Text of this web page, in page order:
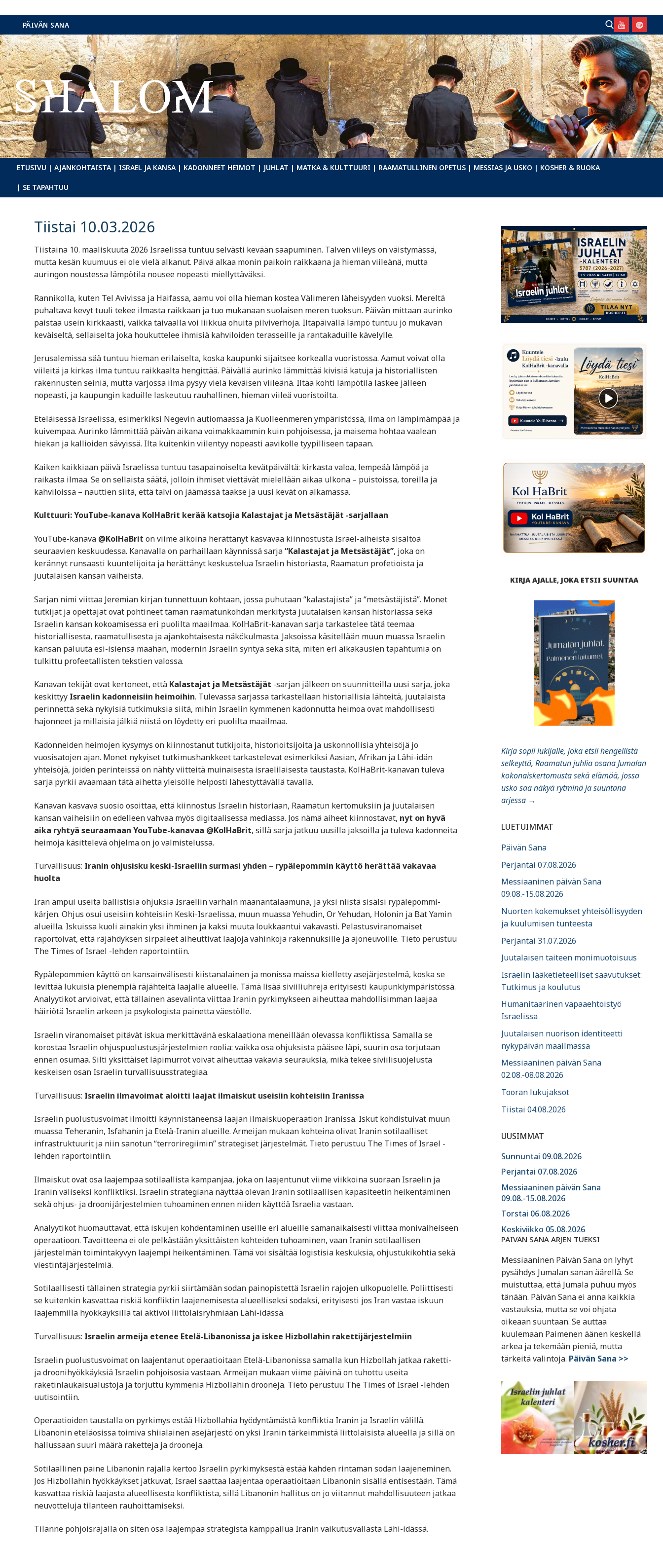
Hyppää
sisältöön
PÄIVÄN SANA
Hae:
ETUSIVU | AJANKOHTAISTA | ISRAEL JA KANSA | KADONNEET HEIMOT | JUHLAT | MATKA & KULTTUURI | RAAMATULLINEN OPETUS | MESSIAS JA USKO | KOSHER & RUOKA
| SE TAPAHTUU
Tiistai 10.03.2026
Tiistaina 10. maaliskuuta 2026 Israelissa tuntuu selvästi kevään saapuminen. Talven viileys on väistymässä,
mutta kesän kuumuus ei ole vielä alkanut. Päivä alkaa monin paikoin raikkaana ja hieman viileänä, mutta
auringon noustessa lämpötila nousee nopeasti miellyttäväksi.
Rannikolla, kuten Tel Avivissa ja Haifassa, aamu voi olla hieman kostea Välimeren läheisyyden vuoksi. Mereltä
puhaltava kevyt tuuli tekee ilmasta raikkaan ja tuo mukanaan suolaisen meren tuoksun. Päivän mittaan aurinko
paistaa usein kirkkaasti, vaikka taivaalla voi liikkua ohuita pilviverhoja. Iltapäivällä lämpö tuntuu jo mukavan
keväiseltä, sellaiselta joka houkuttelee ihmisiä kahviloiden terasseille ja rantakaduille kävelylle.
Jerusalemissa sää tuntuu hieman erilaiselta, koska kaupunki sijaitsee korkealla vuoristossa. Aamut voivat olla
viileitä ja kirkas ilma tuntuu raikkaalta hengittää. Päivällä aurinko lämmittää kivisiä katuja ja historiallisten
rakennusten seiniä, mutta varjossa ilma pysyy vielä keväisen viileänä. Iltaa kohti lämpötila laskee jälleen
nopeasti, ja kaupungin kaduille laskeutuu rauhallinen, hieman viileä vuoristoilta.
Eteläisessä Israelissa, esimerkiksi Negevin autiomaassa ja Kuolleenmeren ympäristössä, ilma on lämpimämpää ja
kuivempaa. Aurinko lämmittää päivän aikana voimakkaammin kuin pohjoisessa, ja maisema hohtaa vaalean
hiekan ja kallioiden sävyissä. Ilta kuitenkin viilentyy nopeasti aavikolle tyypilliseen tapaan.
Kaiken kaikkiaan päivä Israelissa tuntuu tasapainoiselta kevätpäivältä: kirkasta valoa, lempeää lämpöä ja
raikasta ilmaa. Se on sellaista säätä, jolloin ihmiset viettävät mielellään aikaa ulkona – puistoissa, toreilla ja
kahviloissa – nauttien siitä, että talvi on jäämässä taakse ja uusi kevät on alkamassa.
Kulttuuri: YouTube-kanava KolHaBrit kerää katsojia Kalastajat ja Metsästäjät -sarjallaan
YouTube-kanava @KolHaBrit on viime aikoina herättänyt kasvavaa kiinnostusta Israel-aiheista sisältöä
seuraavien keskuudessa. Kanavalla on parhaillaan käynnissä sarja“Kalastajat ja Metsästäjät”, joka on
kerännyt runsaasti kuuntelijoita ja herättänyt keskustelua Israelin historiasta, Raamatun profetioista ja
juutalaisen kansan vaiheista.
Sarjan nimi viittaa Jeremian kirjan tunnettuun kohtaan, jossa puhutaan “kalastajista” ja “metsästäjistä”. Monet
tutkijat ja opettajat ovat pohtineet tämän raamatunkohdan merkitystä juutalaisen kansan historiassa sekä
Israelin kansan kokoamisessa eri puolilta maailmaa. KolHaBrit-kanavan sarja tarkastelee tätä teemaa
historiallisesta, raamatullisesta ja ajankohtaisesta näkökulmasta. Jaksoissa käsitellään muun muassa Israelin
kansan paluuta esi-isiensä maahan, modernin Israelin syntyä sekä sitä, miten eri aikakausien tapahtumia on
tulkittu profeetallisten tekstien valossa.
Kanavan tekijät ovat kertoneet, että Kalastajat ja Metsästäjät -sarjan jälkeen on suunnitteilla uusi sarja, joka
keskittyy Israelin kadonneisiin heimoihin. Tulevassa sarjassa tarkastellaan historiallisia lähteitä, juutalaista
perinnettä sekä nykyisiä tutkimuksia siitä, mihin Israelin kymmenen kadonnutta heimoa ovat mahdollisesti
hajonneet ja millaisia jälkiä niistä on löydetty eri puolilta maailmaa.
Kadonneiden heimojen kysymys on kiinnostanut tutkijoita, historioitsijoita ja uskonnollisia yhteisöjä jo
vuosisatojen ajan. Monet nykyiset tutkimushankkeet tarkastelevat esimerkiksi Aasian, Afrikan ja Lähi-idän
yhteisöjä, joiden perinteissä on nähty viitteitä muinaisesta israelilaisesta taustasta. KolHaBrit-kanavan tuleva
sarja pyrkii avaamaan tätä aihetta yleisölle helposti lähestyttävällä tavalla.
Kanavan kasvava suosio osoittaa, että kiinnostus Israelin historiaan, Raamatun kertomuksiin ja juutalaisen
kansan vaiheisiin on edelleen vahvaa myös digitaalisessa mediassa. Jos nämä aiheet kiinnostavat, nyt on hyvä
aika ryhtyä seuraamaan YouTube-kanavaa @KolHaBrit, sillä sarja jatkuu uusilla jaksoilla ja tuleva kadonneita
heimoja käsittelevä ohjelma on jo valmistelussa.
Turvallisuus: Iranin ohjusisku keski-Israeliin surmasi yhden – rypälepommin käyttö herättää vakavaa
huolta
Iran ampui useita ballistisia ohjuksia Israeliin varhain maanantaiaamuna, ja yksi niistä sisälsi rypälepommi-
kärjen. Ohjus osui useisiin kohteisiin Keski-Israelissa, muun muassa Yehudin, Or Yehudan, Holonin ja Bat Yamin
alueilla. Iskuissa kuoli ainakin yksi ihminen ja kaksi muuta loukkaantui vakavasti. Pelastusviranomaiset
raportoivat, että räjähdyksen sirpaleet aiheuttivat laajoja vahinkoja rakennuksille ja ajoneuvoille. Tieto perustuu
The Times of Israel -lehden raportointiin.
Rypälepommien käyttö on kansainvälisesti kiistanalainen ja monissa maissa kielletty asejärjestelmä, koska se
levittää lukuisia pienempiä räjähteitä laajalle alueelle. Tämä lisää siviiliuhreja erityisesti kaupunkiympäristössä.
Analyytikot arvioivat, että tällainen asevalinta viittaa Iranin pyrkimykseen aiheuttaa mahdollisimman laajaa
häiriötä Israelin arkeen ja psykologista painetta väestölle.
Israelin viranomaiset pitävät iskua merkittävänä eskalaationa meneillään olevassa konfliktissa. Samalla se
korostaa Israelin ohjuspuolustusjärjestelmien roolia: vaikka osa ohjuksista pääsee läpi, suurin osa torjutaan
ennen osumaa. Silti yksittäiset läpimurrot voivat aiheuttaa vakavia seurauksia, mikä tekee siviilisuojelusta
keskeisen osan Israelin turvallisuusstrategiaa.
Turvallisuus: Israelin ilmavoimat aloitti laajat ilmaiskut useisiin kohteisiin Iranissa
Israelin puolustusvoimat ilmoitti käynnistäneensä laajan ilmaiskuoperaation Iranissa. Iskut kohdistuivat muun
muassa Teheranin, Isfahanin ja Etelä-Iranin alueille. Armeijan mukaan kohteina olivat Iranin sotilaalliset
infrastruktuurit ja niin sanotun “terroriregiimin” strategiset järjestelmät. Tieto perustuu The Times of Israel -
lehden raportointiin.
Ilmaiskut ovat osa laajempaa sotilaallista kampanjaa, joka on laajentunut viime viikkoina suoraan Israelin ja
Iranin väliseksi konfliktiksi. Israelin strategiana näyttää olevan Iranin sotilaallisen kapasiteetin heikentäminen
sekä ohjus- ja droonijärjestelmien tuhoaminen ennen niiden käyttöä Israelia vastaan.
Analyytikot huomauttavat, että iskujen kohdentaminen useille eri alueille samanaikaisesti viittaa monivaiheiseen
operaatioon. Tavoitteena ei ole pelkästään yksittäisten kohteiden tuhoaminen, vaan Iranin sotilaallisen
järjestelmän toimintakyvyn laajempi heikentäminen. Tämä voi sisältää logistisia keskuksia, ohjustukikohtia sekä
viestintäjärjestelmiä.
Sotilaallisesti tällainen strategia pyrkii siirtämään sodan painopistettä Israelin rajojen ulkopuolelle. Poliittisesti
se kuitenkin kasvattaa riskiä konfliktin laajenemisesta alueelliseksi sodaksi, erityisesti jos Iran vastaa iskuun
laajemmilla hyökkäyksillä tai aktivoi liittolaisryhmiään Lähi-idässä.
Turvallisuus: Israelin armeija etenee Etelä-Libanonissa ja iskee Hizbollahin rakettijärjestelmiin
Israelin puolustusvoimat on laajentanut operaatioitaan Etelä-Libanonissa samalla kun Hizbollah jatkaa raketti-
ja droonihyökkäyksiä Israelin pohjoisosia vastaan. Armeijan mukaan viime päivinä on tuhottu useita
raketinlaukaisualustoja ja torjuttu kymmeniä Hizbollahin drooneja. Tieto perustuu The Times of Israel -lehden
uutisointiin.
Operaatioiden taustalla on pyrkimys estää Hizbollahia hyödyntämästä konfliktia Iranin ja Israelin välillä.
Libanonin eteläosissa toimiva shiialainen asejärjestö on yksi Iranin tärkeimmistä liittolaisista alueella ja sillä on
hallussaan suuri määrä raketteja ja drooneja.
Sotilaallinen paine Libanonin rajalla kertoo Israelin pyrkimyksestä estää kahden rintaman sodan laajeneminen.
Jos Hizbollahin hyökkäykset jatkuvat, Israel saattaa laajentaa operaatioitaan Libanonin sisällä entisestään. Tämä
kasvattaa riskiä laajasta alueellisesta konfliktista, sillä Libanonin hallitus on jo viitannut mahdollisuuteen jatkaa
neuvotteluja tilanteen rauhoittamiseksi.
Tilanne pohjoisrajalla on siten osa laajempaa strategista kamppailua Iranin vaikutusvallasta Lähi-idässä.
KIRJA AJALLE, JOKA ETSII SUUNTAA
Kirja sopii lukijalle, joka etsii hengellistä
selkeyttä, Raamatun juhlia osana Jumalan
kokonaiskertomusta sekä elämää, jossa
usko saa näkyä rytminä ja suuntana
arjessa →
LUETUIMMAT
Päivän Sana
Perjantai 07.08.2026
Messiaaninen päivän Sana
09.08.-15.08.2026
Nuorten kokemukset yhteisöllisyyden
ja kuulumisen tunteesta
Perjantai 31.07.2026
Juutalaisen taiteen monimuotoisuus
Israelin lääketieteelliset saavutukset:
Tutkimus ja koulutus
Humanitaarinen vapaaehtoistyö
Israelissa
Juutalaisen nuorison identiteetti
nykypäivän maailmassa
Messiaaninen päivän Sana
02.08.-08.08.2026
Tooran lukujaksot
Tiistai 04.08.2026
UUSIMMAT
Sunnuntai 09.08.2026
Perjantai 07.08.2026
Messiaaninen päivän Sana
09.08.-15.08.2026
Torstai 06.08.2026
Keskiviikko 05.08.2026
PÄIVÄN SANA ARJEN TUEKSI
Messiaaninen Päivän Sana on lyhyt
pysähdys Jumalan sanan äärellä. Se
muistuttaa, että Jumala puhuu myös
tänään. Päivän Sana ei anna kaikkia
vastauksia, mutta se voi ohjata
oikeaan suuntaan. Se auttaa
kuulemaan Paimenen äänen keskellä
arkea ja tekemään pieniä, mutta
tärkeitä valintoja. Päivän Sana >>